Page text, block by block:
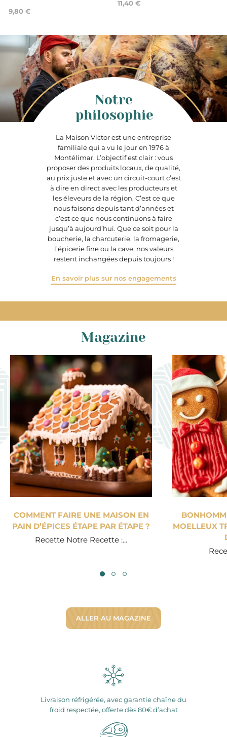
9,80 €
11,40 €
La Maison Victor est une entreprise
familiale qui a vu le jour en 1976 à
Montélimar. L’objectif est clair : vous
proposer des produits locaux, de qualité,
au prix juste et avec un circuit-court c’est
à dire en direct avec les producteurs et
les éleveurs de la région. C’est ce que
nous faisons depuis tant d’années et
c’est ce que nous continuons à faire
jusqu’à aujourd’hui. Que ce soit pour la
boucherie, la charcuterie, la fromagerie,
l’épicerie fine ou la cave, nos valeurs
restent inchangées depuis toujours !
En savoir plus sur nos engagements
Notre
philosophie
Magazine
COMMENT FAIRE UNE MAISON EN
PAIN D’ÉPICES ÉTAPE PAR ÉTAPE ?
Recette Notre Recette :...
MOELLEUX
ALLER AU MAGAZINE
Livraison réfrigérée, avec garantie chaîne du
froid respectée, offerte dès 80€ d’achat